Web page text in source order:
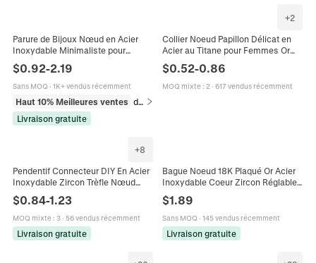
Parure de Bijoux Nœud en Acier
Inoxydable Minimaliste pour
Femme Collier et Boucles
d'Oreilles Plaqué Or Argent Bijoux
Mode Délicats
$0.92-2.19
Sans MOQ · 1K+ vendus récemment
Haut 10% Meilleures ventes
dans Ensembles de bijoux
Livraison gratuite
+2
Collier Noeud Papillon Délicat en
Acier au Titane pour Femmes Or
Argent Chaîne à Perles Pendentif
Élégant Bijoux Bague Cadeau
$0.52-0.86
MOQ mixte: 2· 617 vendus récemment
+8
Pendentif Connecteur DIY En Acier
Inoxydable Zircon Trèfle Nœud
Fleur Croix Pour La Fabrication De
Bijoux Or Noir Blanc
$0.84-1.23
MOQ mixte: 3· 56 vendus récemment
Livraison gratuite
Bague Noeud 18K Plaqué Or Acier
Inoxydable Coeur Zircon Réglable
Ouvert Bijoux Tendance Femmes
$1.89
Sans MOQ · 145 vendus récemment
Livraison gratuite